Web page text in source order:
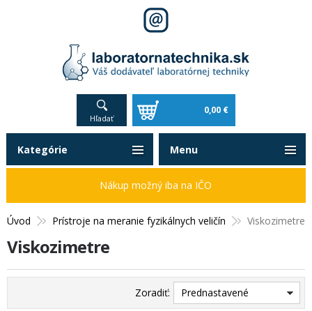
Hľadať
0,00 €
Úvod Prístroje na meranie fyzikálnych veličín Viskozimetre
Viskozimetre
Zoradiť: Prednastavené
Kategórie
Nákup možný iba na IČO
Menu